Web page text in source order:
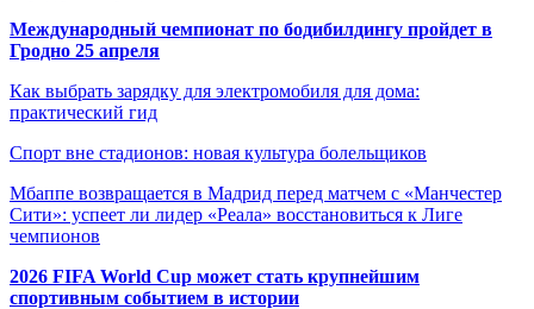
Международный чемпионат по бодибилдингу пройдет в
Гродно 25 апреля
Как выбрать зарядку для электромобиля для дома:
практический гид
Спорт вне стадионов: новая культура болельщиков
Мбаппе возвращается в Мадрид перед матчем с «Манчестер
Сити»: успеет ли лидер «Реала» восстановиться к Лиге
чемпионов
2026 FIFA World Cup может стать крупнейшим
спортивным событием в истории